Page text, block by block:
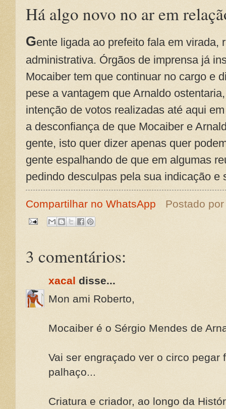
Há algo novo no ar em
Gente ligada ao prefeito fala em virada,
administrativa. Órgãos de imprensa já
Mocaiber tem que continuar no cargo e
pese a vantagem que Arnaldo
intenção de votos realizadas até aqui
a desconfiança de que Mocaiber e
gente, isto quer dizer apenas quer
gente espalhando de que em algumas
pedindo desculpas pela sua indicação e
Compartilhar no WhatsApp Postado
3 comentários:
xacal disse...
Mon ami Roberto,
Mocaiber é o Sérgio Mendes de
Vai ser engraçado ver o circo pegar
palhaço...
Criatura e criador, ao longo da